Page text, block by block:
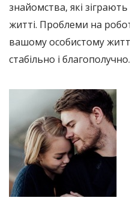
знайомства, які
житті. Проблеми на
вашому особистому
стабільно і благополучно.